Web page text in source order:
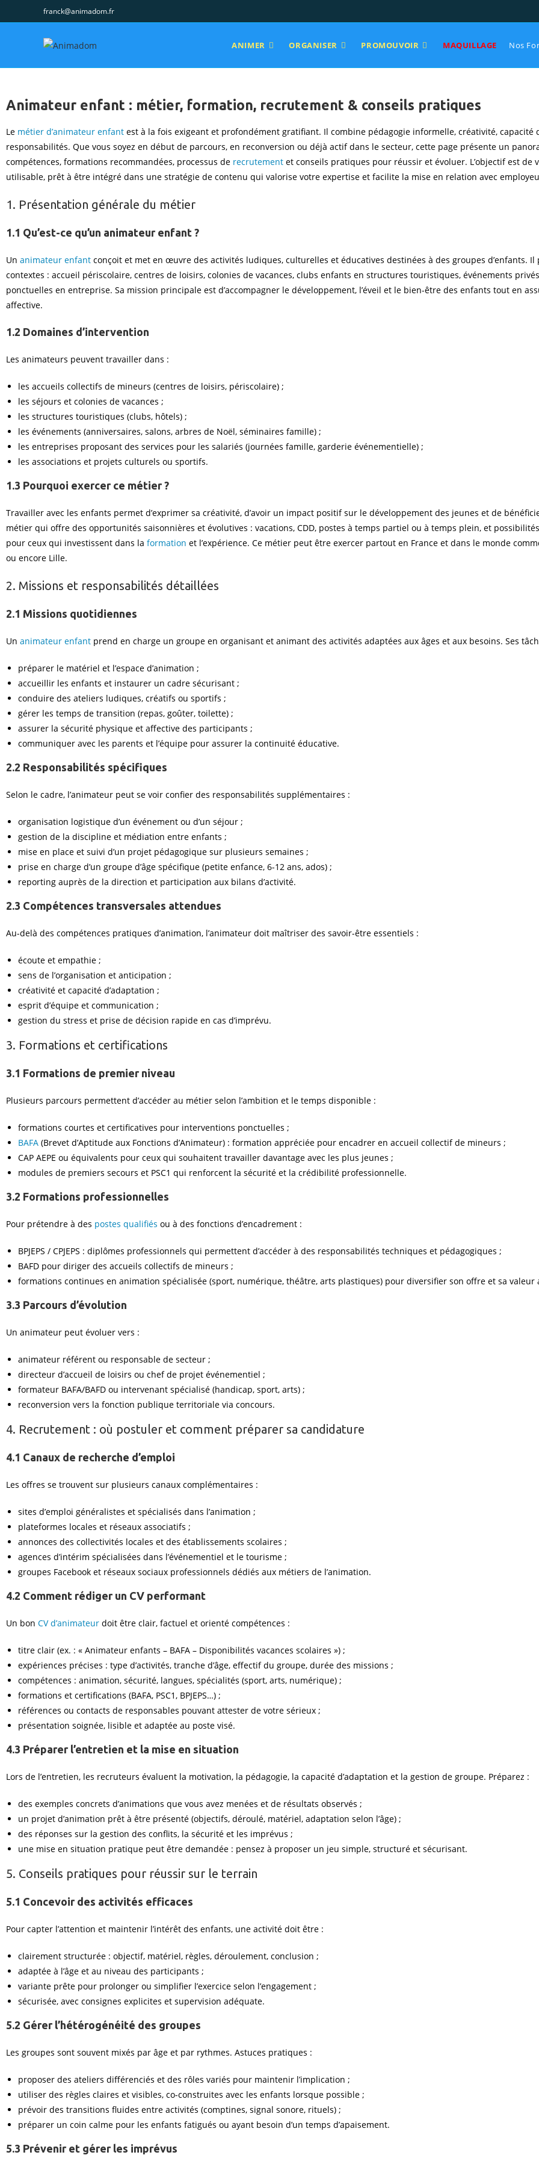
franck@animadom.fr
ANIMER ORGANISER PROMOUVOIR MAQUILLAGE Nos
Animateur enfant : métier, formation, recrutement & conseils pratiques
Le métier d’animateur enfant est à la fois exigeant et profondément gratifiant. Il combine pédagogie informelle, créativité, capacité
responsabilités. Que vous soyez en début de parcours, en reconversion ou déjà actif dans le secteur, cette page présente un
compétences, formations recommandées, processus de recrutement et conseils pratiques pour réussir et évoluer. L’objectif est
utilisable, prêt à être intégré dans une stratégie de contenu qui valorise votre expertise et facilite la mise en relation avec
1. Présentation générale du métier
1.1 Qu’est-ce qu’un animateur enfant ?
Un animateur enfant conçoit et met en œuvre des activités ludiques, culturelles et éducatives destinées à des groupes d’enfants.
contextes : accueil périscolaire, centres de loisirs, colonies de vacances, clubs enfants en structures touristiques, événements
ponctuelles en entreprise. Sa mission principale est d’accompagner le développement, l’éveil et le bien-être des enfants tout en
affective.
1.2 Domaines d’intervention
Les animateurs peuvent travailler dans :
les accueils collectifs de mineurs (centres de loisirs, périscolaire) ;
les séjours et colonies de vacances ;
les structures touristiques (clubs, hôtels) ;
les événements (anniversaires, salons, arbres de Noël, séminaires famille) ;
les entreprises proposant des services pour les salariés (journées famille, garderie événementielle) ;
les associations et projets culturels ou sportifs.
1.3 Pourquoi exercer ce métier ?
Travailler avec les enfants permet d’exprimer sa créativité, d’avoir un impact positif sur le développement des jeunes et de
métier qui offre des opportunités saisonnières et évolutives : vacations, CDD, postes à temps partiel ou à temps plein, et
pour ceux qui investissent dans la formation et l’expérience. Ce métier peut être exercer partout en France et dans le monde
ou encore Lille.
2. Missions et responsabilités détaillées
2.1 Missions quotidiennes
Un animateur enfant prend en charge un groupe en organisant et animant des activités adaptées aux âges et aux besoins. Ses
préparer le matériel et l’espace d’animation ;
accueillir les enfants et instaurer un cadre sécurisant ;
conduire des ateliers ludiques, créatifs ou sportifs ;
gérer les temps de transition (repas, goûter, toilette) ;
assurer la sécurité physique et affective des participants ;
communiquer avec les parents et l’équipe pour assurer la continuité éducative.
2.2 Responsabilités spécifiques
Selon le cadre, l’animateur peut se voir confier des responsabilités supplémentaires :
organisation logistique d’un événement ou d’un séjour ;
gestion de la discipline et médiation entre enfants ;
mise en place et suivi d’un projet pédagogique sur plusieurs semaines ;
prise en charge d’un groupe d’âge spécifique (petite enfance, 6-12 ans, ados) ;
reporting auprès de la direction et participation aux bilans d’activité.
2.3 Compétences transversales attendues
Au-delà des compétences pratiques d’animation, l’animateur doit maîtriser des savoir-être essentiels :
écoute et empathie ;
sens de l’organisation et anticipation ;
créativité et capacité d’adaptation ;
esprit d’équipe et communication ;
gestion du stress et prise de décision rapide en cas d’imprévu.
3. Formations et certifications
3.1 Formations de premier niveau
Plusieurs parcours permettent d’accéder au métier selon l’ambition et le temps disponible :
formations courtes et certificatives pour interventions ponctuelles ;
BAFA (Brevet d’Aptitude aux Fonctions d’Animateur) : formation appréciée pour encadrer en accueil collectif de mineurs ;
CAP AEPE ou équivalents pour ceux qui souhaitent travailler davantage avec les plus jeunes ;
modules de premiers secours et PSC1 qui renforcent la sécurité et la crédibilité professionnelle.
3.2 Formations professionnelles
Pour prétendre à des postes qualifiés ou à des fonctions d’encadrement :
BPJEPS / CPJEPS : diplômes professionnels qui permettent d’accéder à des responsabilités techniques et pédagogiques ;
BAFD pour diriger des accueils collectifs de mineurs ;
formations continues en animation spécialisée (sport, numérique, théâtre, arts plastiques) pour diversifier son offre et sa valeur
3.3 Parcours d’évolution
Un animateur peut évoluer vers :
animateur référent ou responsable de secteur ;
directeur d’accueil de loisirs ou chef de projet événementiel ;
formateur BAFA/BAFD ou intervenant spécialisé (handicap, sport, arts) ;
reconversion vers la fonction publique territoriale via concours.
4. Recrutement : où postuler et comment préparer sa candidature
4.1 Canaux de recherche d’emploi
Les offres se trouvent sur plusieurs canaux complémentaires :
sites d’emploi généralistes et spécialisés dans l’animation ;
plateformes locales et réseaux associatifs ;
annonces des collectivités locales et des établissements scolaires ;
agences d’intérim spécialisées dans l’événementiel et le tourisme ;
groupes Facebook et réseaux sociaux professionnels dédiés aux métiers de l’animation.
4.2 Comment rédiger un CV performant
Un bon CV d’animateur doit être clair, factuel et orienté compétences :
titre clair (ex. : « Animateur enfants – BAFA – Disponibilités vacances scolaires ») ;
expériences précises : type d’activités, tranche d’âge, effectif du groupe, durée des missions ;
compétences : animation, sécurité, langues, spécialités (sport, arts, numérique) ;
formations et certifications (BAFA, PSC1, BPJEPS…) ;
références ou contacts de responsables pouvant attester de votre sérieux ;
présentation soignée, lisible et adaptée au poste visé.
4.3 Préparer l’entretien et la mise en situation
Lors de l’entretien, les recruteurs évaluent la motivation, la pédagogie, la capacité d’adaptation et la gestion de groupe. Préparez :
des exemples concrets d’animations que vous avez menées et de résultats observés ;
un projet d’animation prêt à être présenté (objectifs, déroulé, matériel, adaptation selon l’âge) ;
des réponses sur la gestion des conflits, la sécurité et les imprévus ;
une mise en situation pratique peut être demandée : pensez à proposer un jeu simple, structuré et sécurisant.
5. Conseils pratiques pour réussir sur le terrain
5.1 Concevoir des activités efficaces
Pour capter l’attention et maintenir l’intérêt des enfants, une activité doit être :
clairement structurée : objectif, matériel, règles, déroulement, conclusion ;
adaptée à l’âge et au niveau des participants ;
variante prête pour prolonger ou simplifier l’exercice selon l’engagement ;
sécurisée, avec consignes explicites et supervision adéquate.
5.2 Gérer l’hétérogénéité des groupes
Les groupes sont souvent mixés par âge et par rythmes. Astuces pratiques :
proposer des ateliers différenciés et des rôles variés pour maintenir l’implication ;
utiliser des règles claires et visibles, co-construites avec les enfants lorsque possible ;
prévoir des transitions fluides entre activités (comptines, signal sonore, rituels) ;
préparer un coin calme pour les enfants fatigués ou ayant besoin d’un temps d’apaisement.
5.3 Prévenir et gérer les imprévus